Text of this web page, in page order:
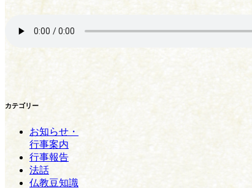
カテゴリー
お知らせ・
行事案内
行事報告
法話
仏教豆知識